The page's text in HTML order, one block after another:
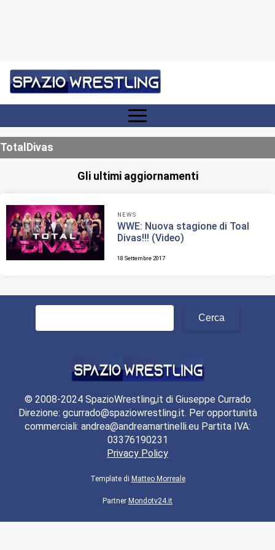
TotalDivas
Gli ultimi aggiornamenti
NEWS
WWE: Nuova stagione di Toal
Divas!!! (Video)
18 Settembre 2017
Ricerca
© 2008-2024 SpazioWrestling,it di Giuseppe Currado
Direzione: gcurrado@spaziowrestling.it. Per opportunità
commerciali: andrea@andreamartinelli.eu Partita IVA:
03376190231
Privacy Policy
Template di Matteo Morreale
Partner Mondotv24.it